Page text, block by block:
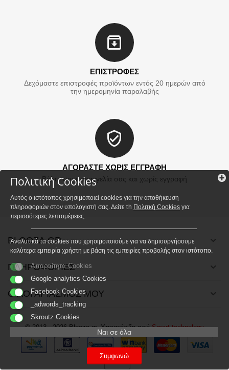
ΕΠΙΣΤΡΟΦΕΣ
Δεχόμαστε επιστροφές προϊόντων εντός 20 ημερών από
την ημερομηνία παραλαβής
ΑΓΟΡΑΣΤΕ ΧΩΡΙΣ ΕΓΓΡΑΦΗ
Βάλτε την παραγγελία σας και χωρίς εγγραφή
BLOOZA.GR
ΠΛΗΡΟΦΟΡΙΕΣ
Ο ΛΟΓΑΡΙΑΣΜΟΣ ΜΟΥ
© 2013 - 2026 Blooza.gr. Υποστήριξη απόSmart technology
Πολιτική Cookies
Αυτός ο ιστότοπος χρησιμοποιεί cookies για την αποθήκευση
πληροφοριών στον υπολογιστή σας. Δείτε τh Πολιτκή Cookies για
περισσότερες λεπτομέρειες.
Αναλυτικά τα cookies που χρησιμοποιούμε για να δημιουργήσουμε
καλύτερα εμπειρία χρήστη με βάση τις εμπειρίες προβολής στον ιστότοπο.
Απαραίτητα Cookies
Google analytics Cookies
Facebook Cookies
_adwords_tracking
Skroutz Cookies
Ναι σε όλα
Συμφωνώ